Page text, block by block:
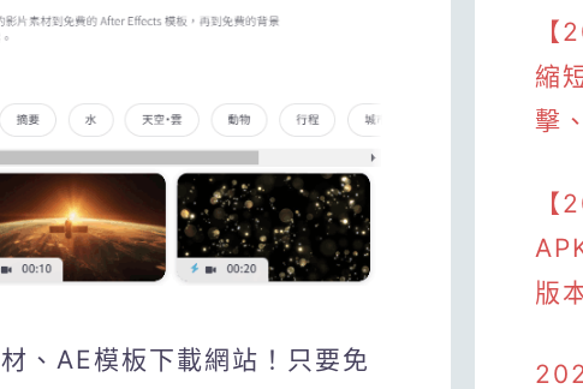
、AE模板下載網站！只要免
【
縮
擊
【
版